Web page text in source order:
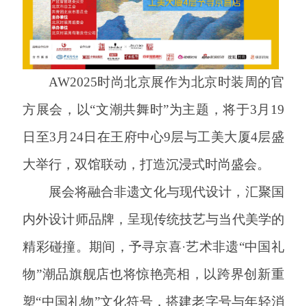
AW2025时尚北京展作为北京时装周的官
方展会，以“文潮共舞时”为主题，将于3月19
日至3月24日在王府中心9层与工美大厦4层盛
大举行，双馆联动，打造沉浸式时尚盛会。
展会将融合非遗文化与现代设计，汇聚国
内外设计师品牌，呈现传统技艺与当代美学的
精彩碰撞。期间，予寻京喜·艺术非遗“中国礼
物”潮品旗舰店也将惊艳亮相，以跨界创新重
塑“中国礼物”文化符号，搭建老字号与年轻消